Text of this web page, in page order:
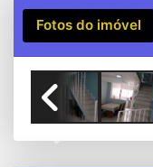
Fotos do imóvel